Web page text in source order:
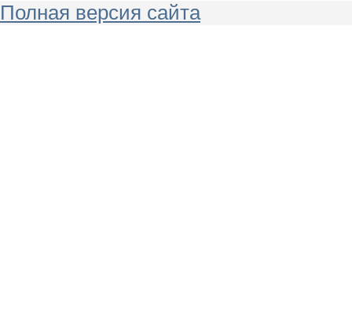
Полная версия сайта